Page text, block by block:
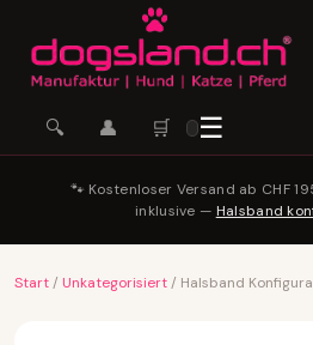
🔍 👤 🛒 ☰
🐾 Kostenloser Versand ab CHF
inklusive — Halsband
Start / Unkategorisiert / Halsband